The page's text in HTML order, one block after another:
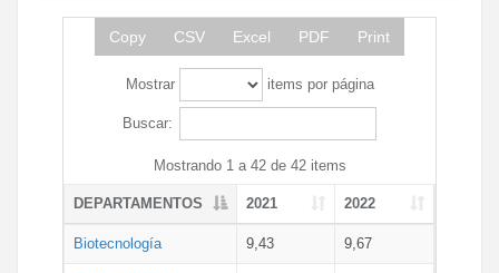
Copy CSV Excel PDF Print
Mostrar items por página
Buscar:
Mostrando 1 a 42 de 42 items
DEPARTAMENTOS 2021 2022
Biotecnología 9,43 9,67